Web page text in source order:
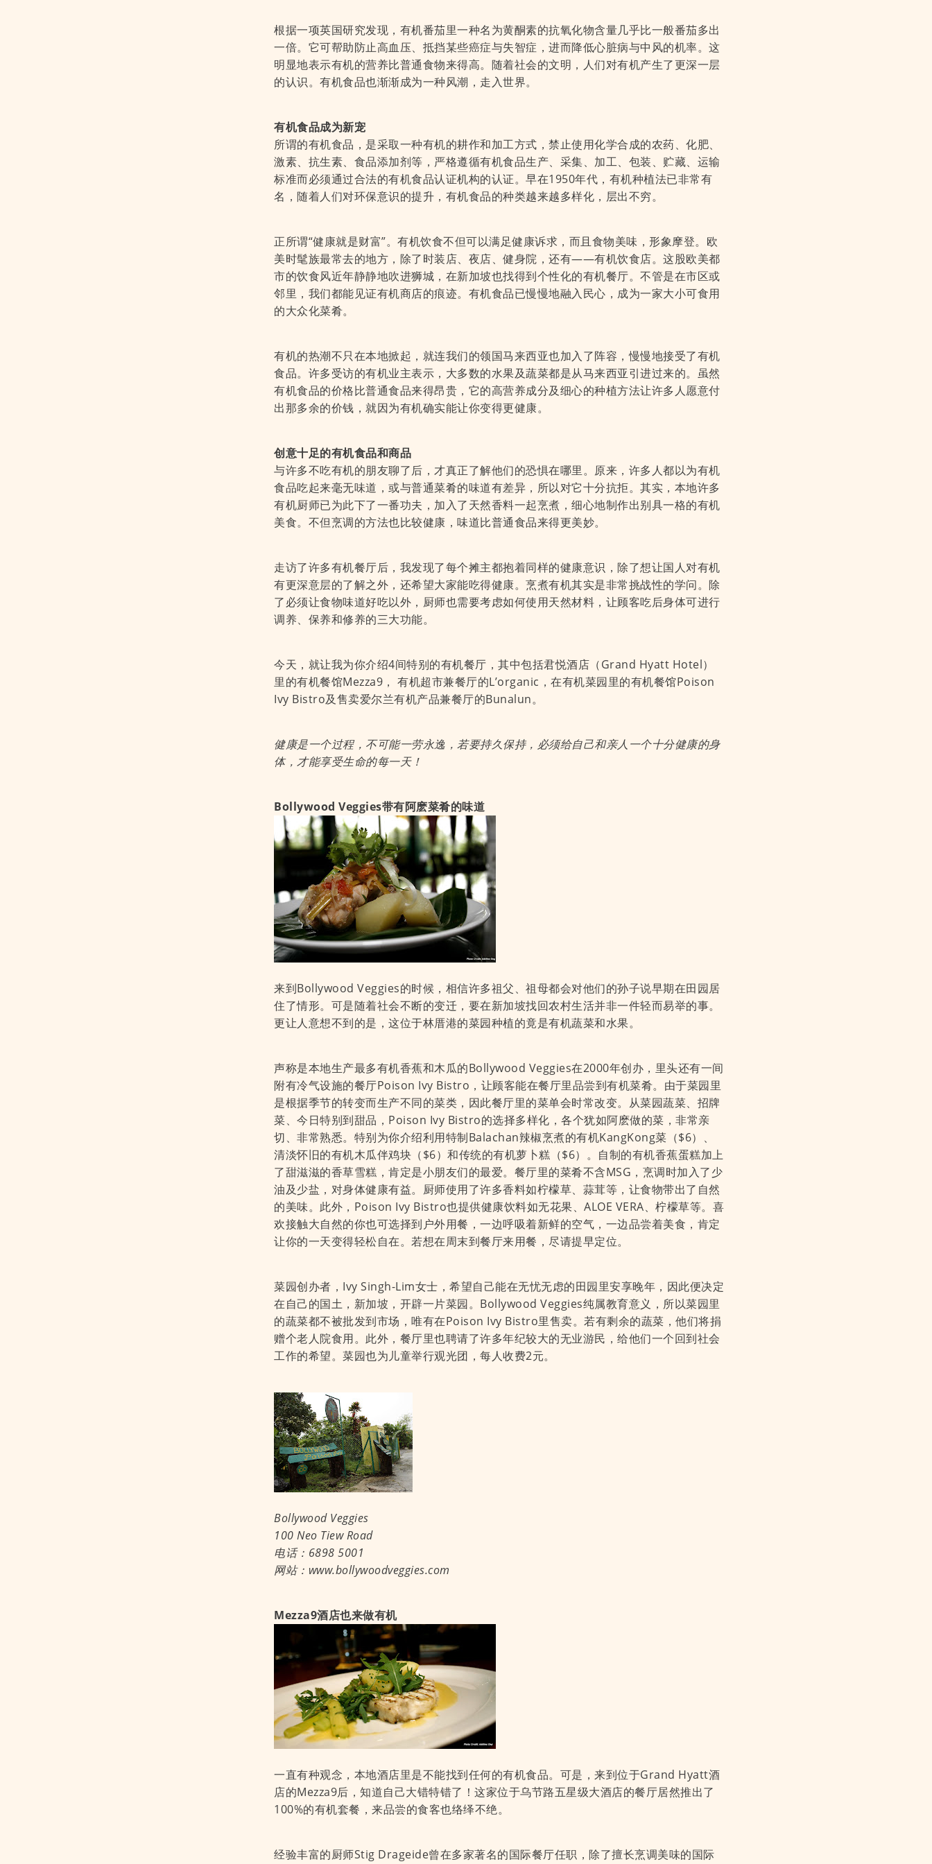
根据一项英国研究发现，有机番茄里一种名为黄酮素的抗氧化物含量几乎比一般番茄多出
一倍。它可帮助防止高血压、抵挡某些癌症与失智症，进而降低心脏病与中风的机率。这
明显地表示有机的营养比普通食物来得高。随着社会的文明，人们对有机产生了更深一层
的认识。有机食品也渐渐成为一种风潮，走入世界。
有机食品成为新宠
所谓的有机食品，是采取一种有机的耕作和加工方式，禁止使用化学合成的农药、化肥、
激素、抗生素、食品添加剂等，严格遵循有机食品生产、采集、加工、包装、贮藏、运输
标准而必须通过合法的有机食品认证机构的认证。早在1950年代，有机种植法已非常有
名，随着人们对环保意识的提升，有机食品的种类越来越多样化，层出不穷。
正所谓“健康就是财富”。有机饮食不但可以满足健康诉求，而且食物美味，形象摩登。欧
美时髦族最常去的地方，除了时装店、夜店、健身院，还有——有机饮食店。这股欧美都
市的饮食风近年静静地吹进狮城，在新加坡也找得到个性化的有机餐厅。不管是在市区或
邻里，我们都能见证有机商店的痕迹。有机食品已慢慢地融入民心，成为一家大小可食用
的大众化菜肴。
有机的热潮不只在本地掀起，就连我们的领国马来西亚也加入了阵容，慢慢地接受了有机
食品。许多受访的有机业主表示，大多数的水果及蔬菜都是从马来西亚引进过来的。虽然
有机食品的价格比普通食品来得昂贵，它的高营养成分及细心的种植方法让许多人愿意付
出那多余的价钱，就因为有机确实能让你变得更健康。
创意十足的有机食品和商品
与许多不吃有机的朋友聊了后，才真正了解他们的恐惧在哪里。原来，许多人都以为有机
食品吃起来毫无味道，或与普通菜肴的味道有差异，所以对它十分抗拒。其实，本地许多
有机厨师已为此下了一番功夫，加入了天然香料一起烹煮，细心地制作出别具一格的有机
美食。不但烹调的方法也比较健康，味道比普通食品来得更美妙。
走访了许多有机餐厅后，我发现了每个摊主都抱着同样的健康意识，除了想让国人对有机
有更深意层的了解之外，还希望大家能吃得健康。烹煮有机其实是非常挑战性的学问。除
了必须让食物味道好吃以外，厨师也需要考虑如何使用天然材料，让顾客吃后身体可进行
调养、保养和修养的三大功能。
今天，就让我为你介绍4间特别的有机餐厅，其中包括君悦酒店（Grand Hyatt Hotel）
里的有机餐馆Mezza9， 有机超市兼餐厅的L’organic，在有机菜园里的有机餐馆Poison
Ivy Bistro及售卖爱尔兰有机产品兼餐厅的Bunalun。
健康是一个过程，不可能一劳永逸，若要持久保持，必须给自己和亲人一个十分健康的身
体，才能享受生命的每一天！
Bollywood Veggies带有阿麽菜肴的味道
来到Bollywood Veggies的时候，相信许多祖父、祖母都会对他们的孙子说早期在田园居
住了情形。可是随着社会不断的变迁，要在新加坡找回农村生活并非一件轻而易举的事。
更让人意想不到的是，这位于林厝港的菜园种植的竟是有机蔬菜和水果。
声称是本地生产最多有机香蕉和木瓜的Bollywood Veggies在2000年创办，里头还有一间
附有冷气设施的餐厅Poison Ivy Bistro，让顾客能在餐厅里品尝到有机菜肴。由于菜园里
是根据季节的转变而生产不同的菜类，因此餐厅里的菜单会时常改变。从菜园蔬菜、招牌
菜、今日特别到甜品，Poison Ivy Bistro的选择多样化，各个犹如阿麽做的菜，非常亲
切、非常熟悉。特别为你介绍利用特制Balachan辣椒烹煮的有机KangKong菜（$6）、
清淡怀旧的有机木瓜伴鸡块（$6）和传统的有机萝卜糕（$6）。自制的有机香蕉蛋糕加上
了甜滋滋的香草雪糕，肯定是小朋友们的最爱。餐厅里的菜肴不含MSG，烹调时加入了少
油及少盐，对身体健康有益。厨师使用了许多香料如柠檬草、蒜茸等，让食物带出了自然
的美味。此外，Poison Ivy Bistro也提供健康饮料如无花果、ALOE VERA、柠檬草等。喜
欢接触大自然的你也可选择到户外用餐，一边呼吸着新鲜的空气，一边品尝着美食，肯定
让你的一天变得轻松自在。若想在周末到餐厅来用餐，尽请提早定位。
菜园创办者，Ivy Singh-Lim女士，希望自己能在无忧无虑的田园里安享晚年，因此便决定
在自己的国土，新加坡，开辟一片菜园。Bollywood Veggies纯属教育意义，所以菜园里
的蔬菜都不被批发到市场，唯有在Poison Ivy Bistro里售卖。若有剩余的蔬菜，他们将捐
赠个老人院食用。此外，餐厅里也聘请了许多年纪较大的无业游民，给他们一个回到社会
工作的希望。菜园也为儿童举行观光团，每人收费2元。
Bollywood Veggies
100 Neo Tiew Road
电话：6898 5001
网站：www.bollywoodveggies.com
Mezza9酒店也来做有机
一直有种观念，本地酒店里是不能找到任何的有机食品。可是，来到位于Grand Hyatt酒
店的Mezza9后，知道自己大错特错了！这家位于乌节路五星级大酒店的餐厅居然推出了
100%的有机套餐，来品尝的食客也络绎不绝。
经验丰富的厨师Stig Drageide曾在多家著名的国际餐厅任职，除了擅长烹调美味的国际